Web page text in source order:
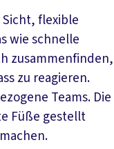
flexible
wie schnelle
zusammenfinden,
zu reagieren.
Teams. Die
Füße gestellt